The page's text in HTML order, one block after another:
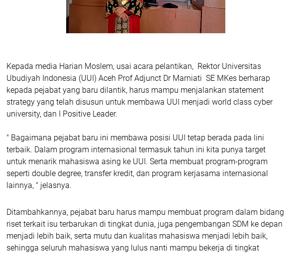
Kepada media Harian Moslem, usai acara pelantikan, Rektor Universitas
Ubudiyah Indonesia (UUI) Aceh Prof Adjunct Dr Marniati SE MKes berharap
kepada pejabat yang baru dilantik, harus mampu menjalankan statement
strategy yang telah disusun untuk membawa UUI menjadi world class cyber
university, dan I Positive Leader.
" Bagaimana pejabat baru ini membawa posisi UUI tetap berada pada lini
terbaik. Dalam program internasional termasuk tahun ini kita punya target
untuk menarik mahasiswa asing ke UUI. Serta membuat program-program
seperti double degree, transfer kredit, dan program kerjasama internasional
lainnya, " jelasnya.
Ditambahkannya, pejabat baru harus mampu membuat program dalam bidang
riset terkait isu terbarukan di tingkat dunia, juga pengembangan SDM ke depan
menjadi lebih baik, serta mutu dan kualitas mahasiswa menjadi lebih baik,
sehingga seluruh mahasiswa yang lulus nanti mampu bekerja di tingkat